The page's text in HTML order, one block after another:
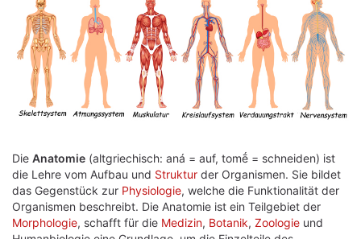
Die Anatomie (altgriechisch: aná = auf, tomḗ = schneiden) ist
die Lehre vom Aufbau und Struktur der Organismen. Sie bildet
das Gegenstück zur Physiologie, welche die Funktionalität der
Organismen beschreibt. Die Anatomie ist ein Teilgebiet der
Morphologie, schafft für die Medizin, Botanik, Zoologie und